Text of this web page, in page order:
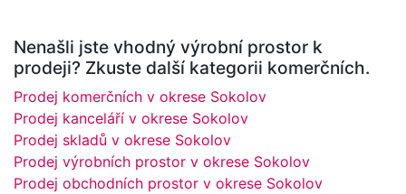
Nenašli jste vhodný výrobní prostor k
prodeji? Zkuste další kategorii komerčních.
Prodej komerčních v okrese Sokolov
Prodej kanceláří v okrese Sokolov
Prodej skladů v okrese Sokolov
Prodej výrobních prostor v okrese Sokolov
Prodej obchodních prostor v okrese Sokolov